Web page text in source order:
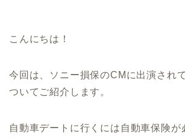
こんにちは！
今回は、ソニー損保のCMに出演され
ついてご紹介します。
自動車デートに行くには自動車保険が